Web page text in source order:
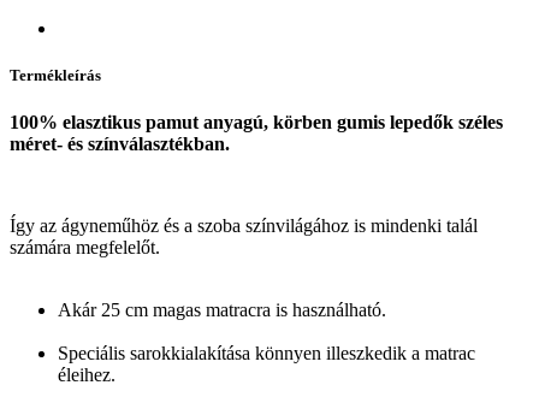
Termékleírás
100% elasztikus pamut anyagú, körben gumis lepedők széles
méret- és színválasztékban.
Így az ágyneműhöz és a szoba színvilágához is mindenki talál
számára megfelelőt.
Akár 25 cm magas matracra is használható.
Speciális sarokkialakítása könnyen illeszkedik a matrac
éleihez.